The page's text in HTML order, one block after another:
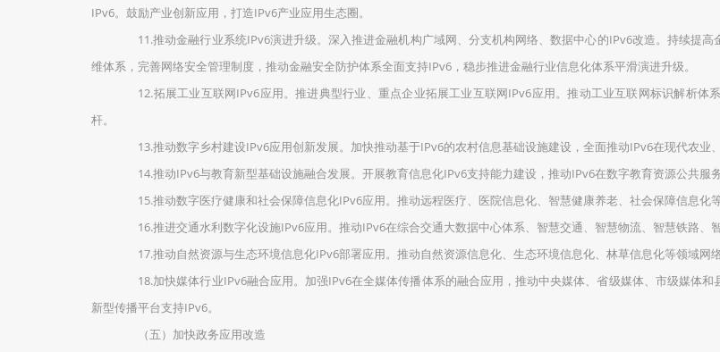
IPv6。鼓励产业创新应用，打造IPv6产业应用生态圈。
11.推动金融行业系统IPv6演进升级。深入推进金融机构广域网、分支机构网络、数据中心的IPv6改造。持续提高
维体系，完善网络安全管理制度，推动金融安全防护体系全面支持IPv6，稳步推进金融行业信息化体系平滑演进升级。
12.拓展工业互联网IPv6应用。推进典型行业、重点企业拓展工业互联网IPv6应用。推动工业互联网标识解析体
杆。
13.推动数字乡村建设IPv6应用创新发展。加快推动基于IPv6的农村信息基础设施建设，全面推动IPv6在现代农业
14.推动IPv6与教育新型基础设施融合发展。开展教育信息化IPv6支持能力建设，推动IPv6在数字教育资源公共服
15.推动数字医疗健康和社会保障信息化IPv6应用。推动远程医疗、医院信息化、智慧健康养老、社会保障信息化等
16.推进交通水利数字化设施IPv6应用。推动IPv6在综合交通大数据中心体系、智慧交通、智慧物流、智慧铁路、
17.推动自然资源与生态环境信息化IPv6部署应用。推动自然资源信息化、生态环境信息化、林草信息化等领域网络
18.加快媒体行业IPv6融合应用。加强IPv6在全媒体传播体系的融合应用，推动中央媒体、省级媒体、市级媒体和
新型传播平台支持IPv6。
（五）加快政务应用改造